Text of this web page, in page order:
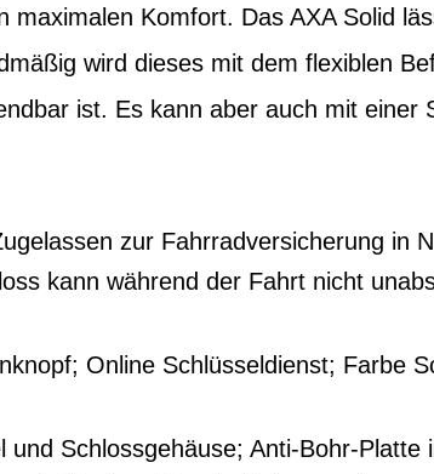
maximalen Komfort. Das AXA Solid
wird dieses mit dem flexiblen
ist. Es kann aber auch mit einer
zur Fahrradversicherung in
kann während der Fahrt nicht
Online Schlüsseldienst; Farbe
und Schlossgehäuse; Anti-Bohr-